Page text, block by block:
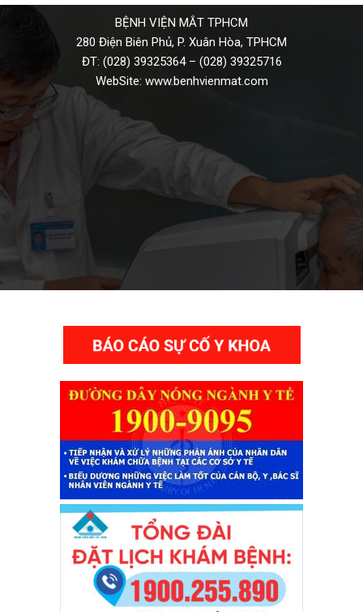
BỆNH VIỆN MẮT TPHCM
280 Điện Biên Phủ, P. Xuân Hòa, TPHCM
ĐT: (028) 39325364– (028) 39325716
WebSite: www.benhvienmat.com